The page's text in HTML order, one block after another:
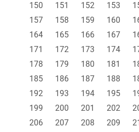
150
151 152 153
157
158 159 160
164
165 166 167
171
172 173 174
178
179 180 181
185
186 187 188
192
193 194 195
199
200 201 202
206
207 208 209